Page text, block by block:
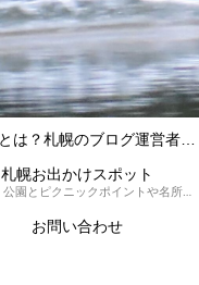
札幌お出かけスポット
海、山、公園とピクニックポイントや名所、旧跡などなど、、、、、札幌はもとより郊外の無理なく日帰りでいって帰ってこれるお出かけスポットを孫っち達（小学５、３年生、幼稚園年長さんの３人）とえびGがお出かけをして紹介しているページです。
お問い合わせ